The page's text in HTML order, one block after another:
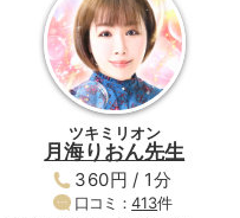
ツキミリオン
月海りおん先生
360円 / 1分
口コミ：413件